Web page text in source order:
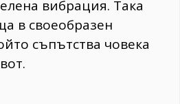
вибрация. Така
в своеобразен
съпътства човека